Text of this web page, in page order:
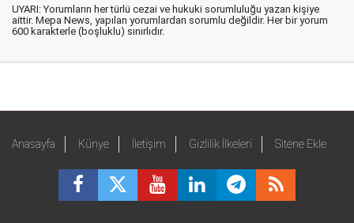
UYARI: Yorumların her türlü cezai ve hukuki sorumluluğu yazan kişiye
aittir. Mepa News, yapılan yorumlardan sorumlu değildir. Her bir yorum
600 karakterle (boşluklu) sınırlıdır.
Anasayfa Künye İletişim Gizlilik İlkeleri Sitene Ekle